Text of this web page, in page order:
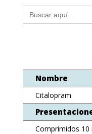
Buscar:
Nombre
Citalopram
Comprimidos 10